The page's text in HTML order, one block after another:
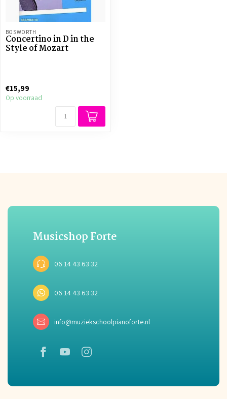
BOSWORTH
Concertino in D in the
Style of Mozart
€15,99
Op voorraad
Musicshop Forte
06 14 43 63 32
06 14 43 63 32
info@muziekschoolpianoforte.nl